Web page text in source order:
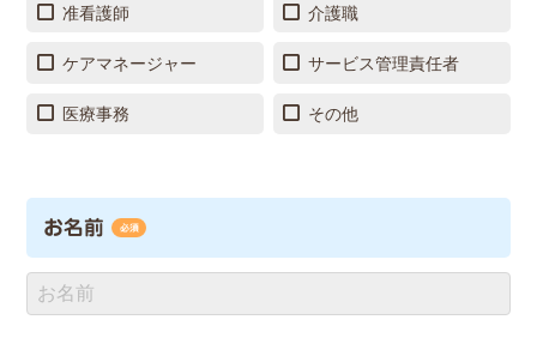
准看護師 介護職
ケアマネージャー サービス管理責任者
医療事務 その他
お名前 必須